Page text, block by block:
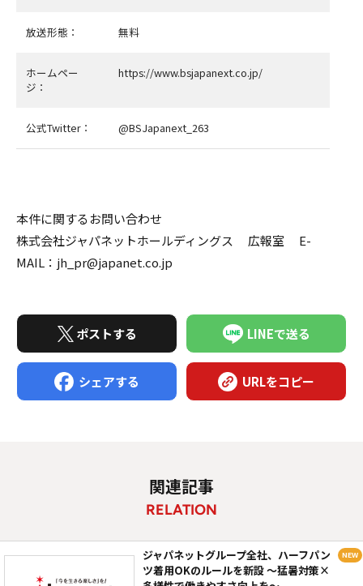
放送形態： 無料
ホームペー
ジ：
https://www.bsjapanext.co.jp/
公式Twitter： @BSJapanext_263
本件に関するお問い合わせ
株式会社ジャパネットホールディングス 広報室 E-
MAIL：jh_pr@japanet.co.jp
ポストする LINEで送る
シェアする URLをコピー
関連記事
RELATION
ジャパネットグループ全社、ハーフパン
ツ着用OKのルールを新設 ～猛暑対策×